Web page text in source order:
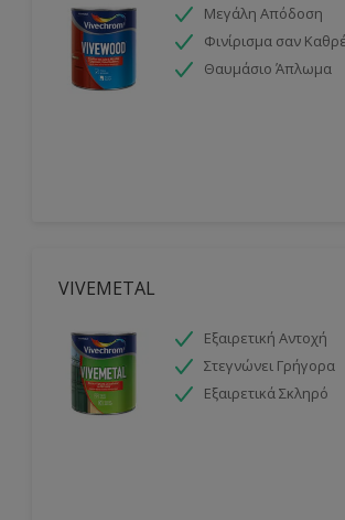
Μεγάλη Απόδοση
Φινίρισμα σαν
Θαυμάσιο Άπλωμα
VIVEMETAL
Εξαιρετική Αντοχή
Στεγνώνει Γρήγορα
Εξαιρετικά Σκληρό